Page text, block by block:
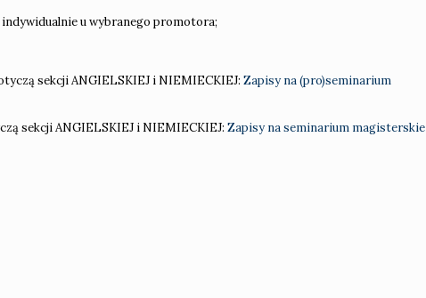
u wybranego promotora;
sekcji ANGIELSKIEJ i NIEMIECKIEJ: Zapisy na (pro)seminarium
sekcji ANGIELSKIEJ i NIEMIECKIEJ: Zapisy na seminarium magisterskie